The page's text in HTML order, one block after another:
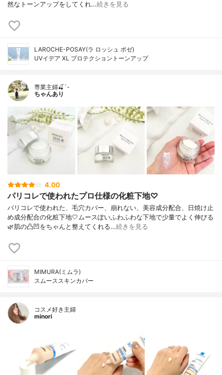
然なトーンアップをしてくれ…続きを見る
LAROCHE-POSAY(ラ ロッシュ ポゼ)
UVイデア XL プロテクショントーンアップ
専業主婦🍒´-
ちゃんあり
4.00
パリコレで使われたプロ仕様の化粧下地♡
パリコレで使われた、毛穴カバー、崩れない、美容成分配合、日焼け止
め成分配合の化粧下地🤍ムースぽいふわふわな下地で少量でよく伸びる
🌿肌の凸凹をちゃんと整えてくれる…続きを見る
MIMURA(ミムラ)
スムーススキンカバー
コスメ好き主婦
minori